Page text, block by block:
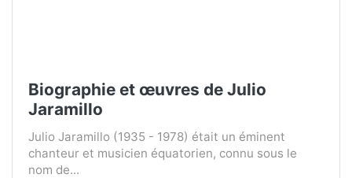
Biographie et œuvres de Julio
Jaramillo
Julio Jaramillo (1935 - 1978) était un éminent
chanteur et musicien équatorien, connu sous le
nom de...